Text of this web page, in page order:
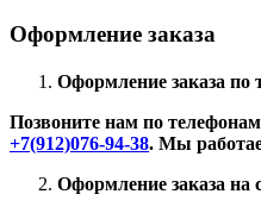
Оформление заказа
Оформление заказа по
Позвоните нам по
+7(912)076-94-38. Мы
Оформление заказа на